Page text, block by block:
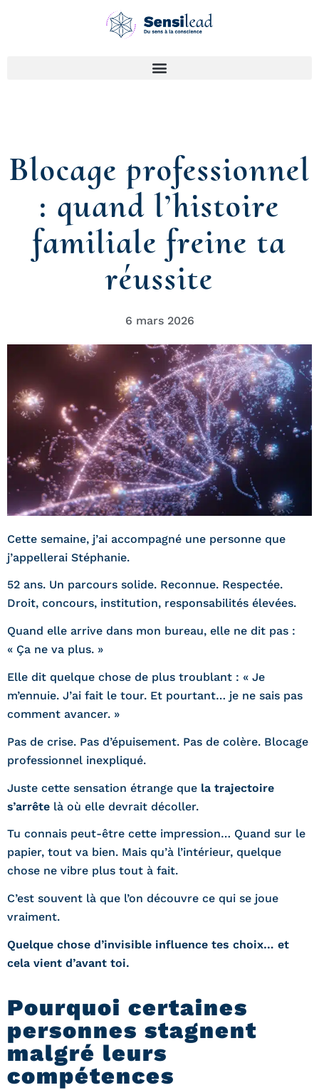
Blocage professionnel
: quand l’histoire
familiale freine ta
réussite
6 mars 2026
Cette semaine, j’ai accompagné une personne que
j’appellerai Stéphanie.
52 ans. Un parcours solide. Reconnue. Respectée.
Droit, concours, institution, responsabilités élevées.
Quand elle arrive dans mon bureau, elle ne dit pas :
« Ça ne va plus. »
Elle dit quelque chose de plus troublant : « Je
m’ennuie. J’ai fait le tour. Et pourtant… je ne sais pas
comment avancer. »
Pas de crise. Pas d’épuisement. Pas de colère. Blocage
professionnel inexpliqué.
Juste cette sensation étrange que la trajectoire
s’arrête là où elle devrait décoller.
Tu connais peut-être cette impression… Quand sur le
papier, tout va bien. Mais qu’à l’intérieur, quelque
chose ne vibre plus tout à fait.
C’est souvent là que l’on découvre ce qui se joue
vraiment.
Quelque chose d’invisible influence tes choix… et
cela vient d’avant toi.
Pourquoi certaines
personnes stagnent
malgré leurs
compétences